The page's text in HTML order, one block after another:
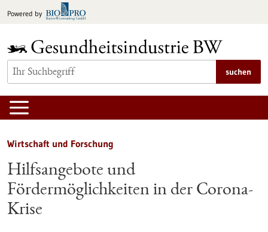
Inhalt
Powered by
suchen
Wirtschaft und Forschung
Hilfsangebote und
Fördermöglichkeiten in der Corona-
Krise